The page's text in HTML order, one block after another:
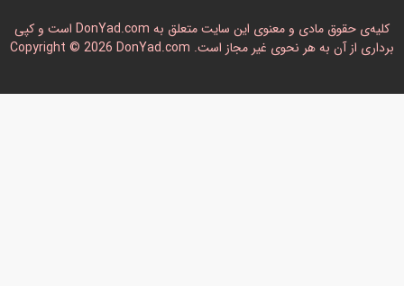
کلیه‌ی حقوق مادی و معنوی این سایت متعلق به DonYad.com است و کپی
برداری از آن به هر نحوی غیر مجاز است. Copyright © 2026 DonYad.com